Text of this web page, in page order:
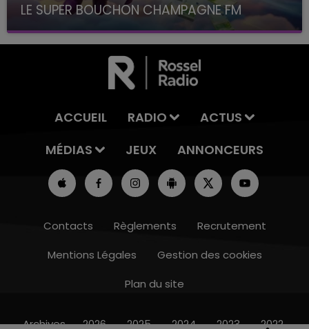
10h00 - 14h00
LE SUPER BOUCHON CHAMPAGNE FM
avec La Famille Champagne FM, à 8H10
ACCUEIL RADIO
ACTUS
MÉDIAS
JEUX ANNONCEURS
Contacts Règlements
Recrutement
Mentions Légales
Gestion des cookies
Plan du site
Archives 2026 2025 2024 2023 2022